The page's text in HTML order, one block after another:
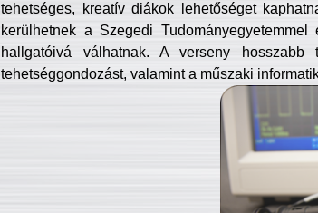
tehetséges, kreatív diákok lehetőséget
kerülhetnek a Szegedi
hallgatóivá válhatnak. A verseny
tehetséggondozást, valamint a műszaki